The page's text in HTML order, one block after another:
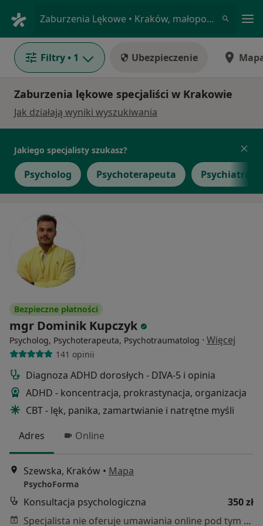
Zaburzenia Lękowe • Kraków, małopolskie
Filtry • 1 Ubezpieczenie
Zaburzenia lękowe specjaliści w Krakowie
Jak działają wyniki wyszukiwania
Jakiego specjalisty szukasz?
Psycholog Psychoterapeuta Psychiatra
Bezpieczne płatności
mgr Dominik Kupczyk
Psycholog, Psychoterapeuta, Psychotraumatolog · Więcej
141 opinii
Diagnoza ADHD dorosłych - DIVA-5 i opinia
ADHD - koncentracja, prokrastynacja, organizacja
CBT - lęk, panika, zamartwianie i natrętne myśli
Adres
Online
Szewska, Kraków • Mapa
PsychoForma
Konsultacja psychologiczna
350 zł
Specjalista nie oferuje umawiania online pod tym adresem.